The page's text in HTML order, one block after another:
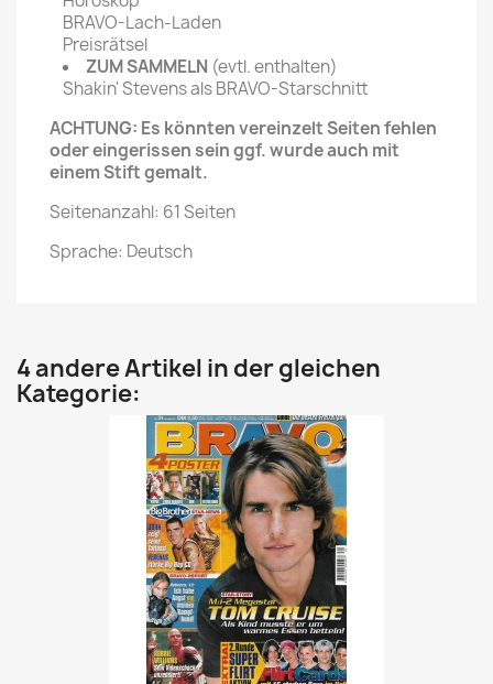
BRAVO-Lach-Laden
Preisrätsel
ZUM SAMMELN (evtl. enthalten)
Shakin' Stevens als BRAVO-Starschnitt
ACHTUNG: Es könnten vereinzelt Seiten fehlen
oder eingerissen sein ggf. wurde auch mit
einem Stift gemalt.
Seitenanzahl: 61 Seiten
Sprache: Deutsch
4 andere Artikel in der gleichen
Kategorie: